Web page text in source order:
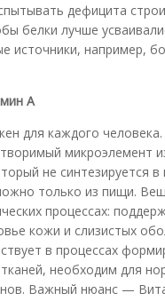
дефицита
белки лучше
источники, например,
А
для каждого
микроэлемент
не синтезируется
только из пищи.
процессах:
кожи и слизистых
в процессах
необходим для
Важный нюанс —